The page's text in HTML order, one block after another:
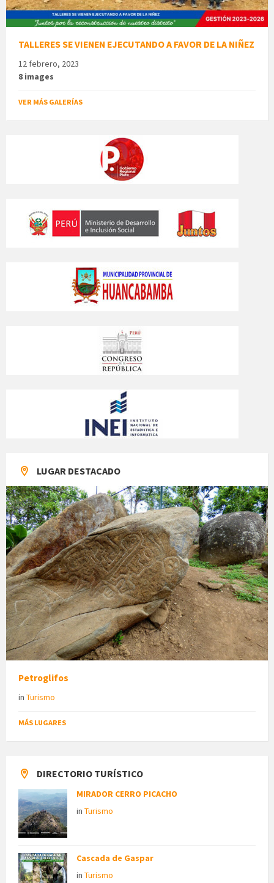
TALLERES SE VIENEN EJECUTANDO A FAVOR DE LA NIÑEZ
12 febrero, 2023
8 images
VER MÁS GALERÍAS
LUGAR DESTACADO
Petroglifos
in Turismo
MÁS LUGARES
DIRECTORIO TURÍSTICO
MIRADOR CERRO PICACHO
in Turismo
Cascada de Gaspar
in Turismo